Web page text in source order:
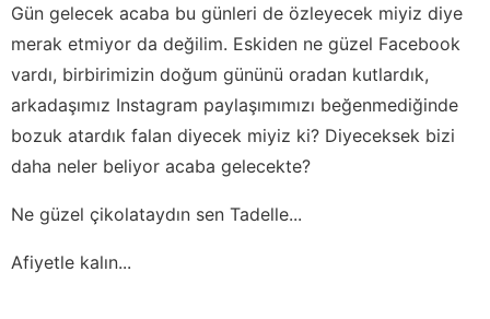
Gün gelecek acaba bu günleri de özleyecek miyiz diye
merak etmiyor da değilim. Eskiden ne güzel Facebook
vardı, birbirimizin doğum gününü oradan kutlardık,
arkadaşımız Instagram paylaşımımızı beğenmediğinde
bozuk atardık falan diyecek miyiz ki? Diyeceksek bizi
daha neler beliyor acaba gelecekte?
Ne güzel çikolataydın sen Tadelle...
Afiyetle kalın...